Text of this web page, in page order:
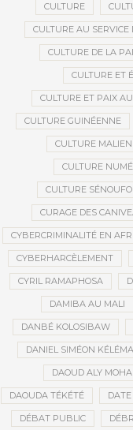
CULTURE
CULTURE AU SERVICE
CULTURE DE LA
CULTURE ET
CULTURE ET PAIX
CULTURE GUINÉENNE
CULTURE
CULTURE
CULTURE SÉNOUFO
CURAGE DES
CYBERCRIMINALITÉ EN
CYBERHARCÈLEMENT
CYRIL RAMAPHOSA
DAMIBA AU MALI
DANBÉ KOLOSIBAW
DANIEL SIMÉON KÉLÉMA
DAOUD ALY
DAOUDA TÉKÉTÉ
DÉBAT PUBLIC